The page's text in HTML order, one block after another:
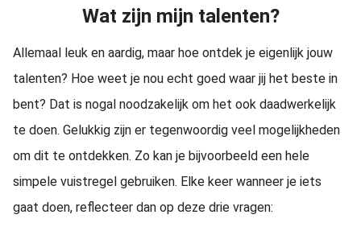
Wat zijn mijn talenten?
Allemaal leuk en aardig, maar hoe ontdek je eigenlijk jouw
talenten? Hoe weet je nou echt goed waar jij het beste in
bent? Dat is nogal noodzakelijk om het ook daadwerkelijk
te doen. Gelukkig zijn er tegenwoordig veel mogelijkheden
om dit te ontdekken. Zo kan je bijvoorbeeld een hele
simpele vuistregel gebruiken. Elke keer wanneer je iets
gaat doen, reflecteer dan op deze drie vragen: